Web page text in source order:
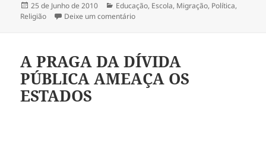
Publicado
a
25 de Junho de 2010 Categorias
Educação, Escola, Migração, Política,
Religião
Deixe um comentário
A PRAGA DA DÍVIDA
PÚBLICA AMEAÇA OS
ESTADOS